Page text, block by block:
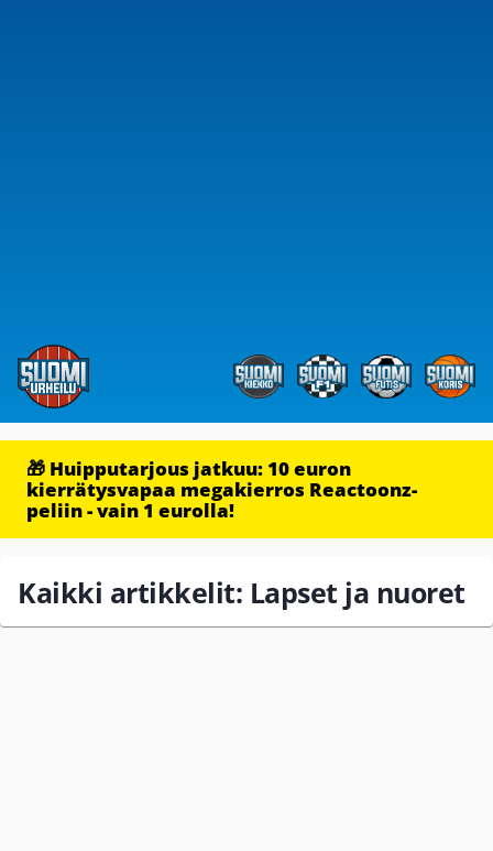
🎁 Huipputarjous jatkuu: 10 euron
kierrätysvapaa megakierros Reactoonz-
peliin - vain 1 eurolla!
Kaikki artikkelit: Lapset ja nuoret